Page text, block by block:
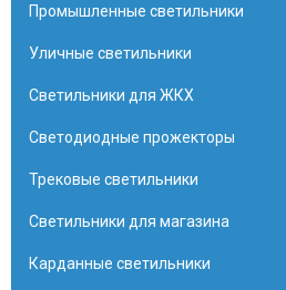
Промышленные светильники
Уличные светильники
Светильники для ЖКХ
Светодиодные прожекторы
Трековые светильники
Светильники для магазина
Карданные светильники